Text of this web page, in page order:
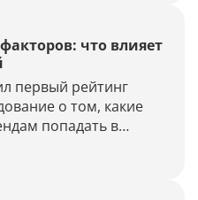
что влияет
первый рейтинг
о том, какие
попадать в